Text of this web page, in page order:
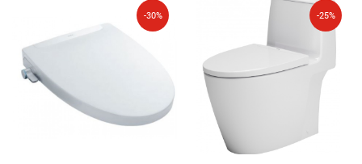
-30% -25%